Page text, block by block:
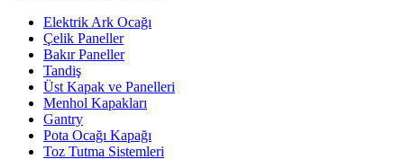
Elektrik Ark Ocağı
Çelik Paneller
Bakır Paneller
Tandiş
Üst Kapak ve Panelleri
Menhol Kapakları
Gantry
Pota Ocağı Kapağı
Toz Tutma Sistemleri